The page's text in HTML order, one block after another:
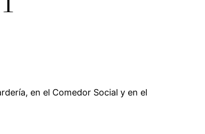
en el Comedor Social y en el